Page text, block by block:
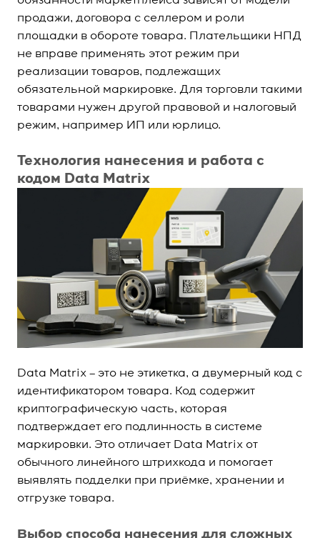
продажи, договора с селлером и роли
площадки в обороте товара. Плательщики НПД
не вправе применять этот режим при
реализации товаров, подлежащих
обязательной маркировке. Для торговли такими
товарами нужен другой правовой и налоговый
режим, например ИП или юрлицо.
Технология нанесения и работа с
кодом Data Matrix
Data Matrix – это не этикетка, а двумерный код с
идентификатором товара. Код содержит
криптографическую часть, которая
подтверждает его подлинность в системе
маркировки. Это отличает Data Matrix от
обычного линейного штрихкода и помогает
выявлять подделки при приёмке, хранении и
отгрузке товара.
Выбор способа нанесения для сложных